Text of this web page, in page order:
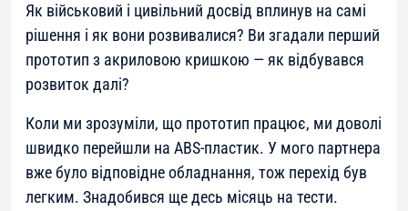
Як військовий і цивільний досвід вплинув на самі
рішення і як вони розвивалися? Ви згадали перший
прототип з акриловою кришкою — як відбувався
розвиток далі?
Коли ми зрозуміли, що прототип працює, ми доволі
швидко перейшли на ABS-пластик. У мого партнера
вже було відповідне обладнання, тож перехід був
легким. Знадобився ще десь місяць на тести.